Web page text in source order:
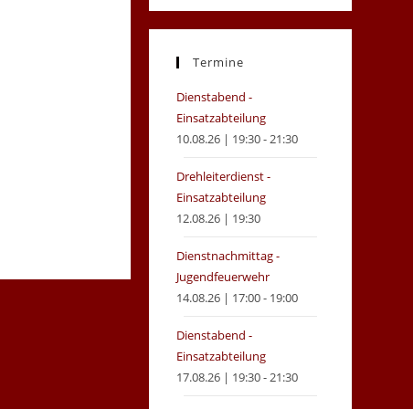
in
new
in
new
Termine
Dienstabend -
Einsatzabteilung
10.08.26 | 19:30 - 21:30
Drehleiterdienst -
Einsatzabteilung
12.08.26 | 19:30
Dienstnachmittag -
Jugendfeuerwehr
14.08.26 | 17:00 - 19:00
Dienstabend -
Einsatzabteilung
17.08.26 | 19:30 - 21:30